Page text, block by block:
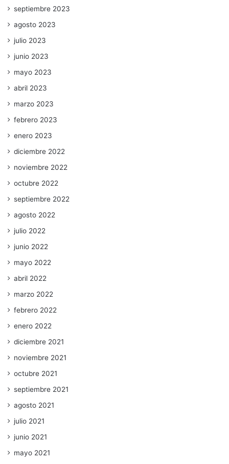
septiembre 2023
agosto 2023
julio 2023
junio 2023
mayo 2023
abril 2023
marzo 2023
febrero 2023
enero 2023
diciembre 2022
noviembre 2022
octubre 2022
septiembre 2022
agosto 2022
julio 2022
junio 2022
mayo 2022
abril 2022
marzo 2022
febrero 2022
enero 2022
diciembre 2021
noviembre 2021
octubre 2021
septiembre 2021
agosto 2021
julio 2021
junio 2021
mayo 2021